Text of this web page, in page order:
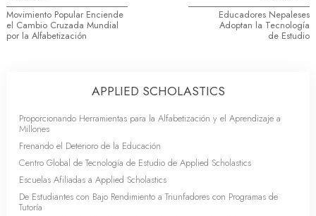
Movimiento Popular Enciende
el Cambio Cruzada Mundial
por la Alfabetización
Educadores Nepaleses
Adoptan la Tecnología
de Estudio
APPLIED SCHOLASTICS
Proporcionando Herramientas para la Alfabetización y el Aprendizaje a
Millones
Frenando el Deterioro de la Educación
Centro Global de Tecnología de Estudio de Applied Scholastics
Escuelas Afiliadas a Applied Scholastics
De Estudiantes con Bajo Rendimiento a Triunfadores con Programas de
Tutoría